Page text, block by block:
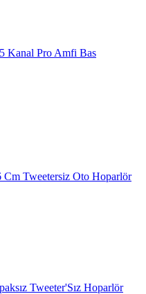
Kanal Pro Amfi Bas
Tweetersiz Oto Hoparlör
Tweeter'Sız Hoparlör